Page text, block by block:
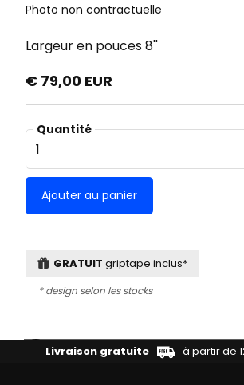
Photo non contractuelle
Largeur en pouces8''
€ 79,00 EUR
Quantité
GRATUIT griptape inclus*
* design selon les stocks
Livraison gratuite à partir de